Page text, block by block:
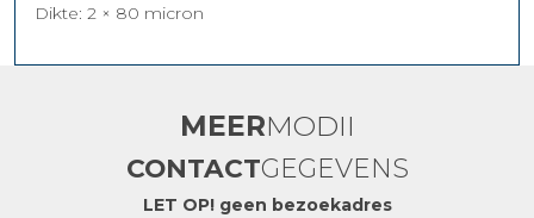
Dikte: 2 × 80 micron
MEERMODII
CONTACTGEGEVENS
LET OP! geen bezoekadres